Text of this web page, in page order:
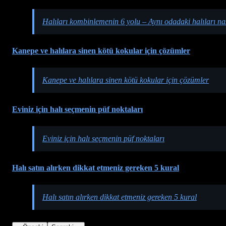
Halıları kombinlemenin 6 yolu – Aynı odadaki halıları
Kanepe ve halılara sinen kötü kokular için çözümler
Kanepe ve halılara sinen kötü kokular için çözümler
Eviniz için halı seçmenin püf noktaları
Eviniz için halı seçmenin püf noktaları
Halı satın alırken dikkat etmeniz gereken 5 kural
Halı satın alırken dikkat etmeniz gereken 5 kural